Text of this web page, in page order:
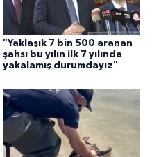
"Yaklaşık 7 bin 500 aranan
şahsı bu yılın ilk 7 yılında
yakalamış durumdayız"